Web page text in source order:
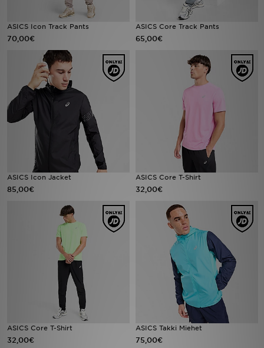
ASICS Icon Track Pants
70,00€
ASICS Core Track Pants
65,00€
ASICS Icon Jacket
85,00€
ASICS Core T-Shirt
32,00€
ASICS Core T-Shirt
32,00€
ASICS Takki Miehet
75,00€
Lataa JD-sovellus
Minun JD
Minun viestini
Asiakaspalvelu ja tietoa